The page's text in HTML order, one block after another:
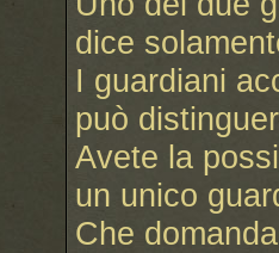
dice
I guardiani
può
Avete la
un unico
Che